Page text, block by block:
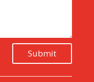
Submit